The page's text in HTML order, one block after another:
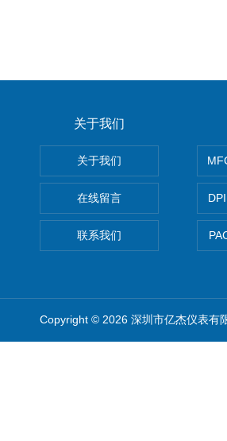
关于我们
关于我们
在线留言
联系我们
Copyright © 2026 深圳市亿杰仪表有